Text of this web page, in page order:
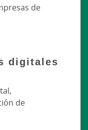
de
digitales
de